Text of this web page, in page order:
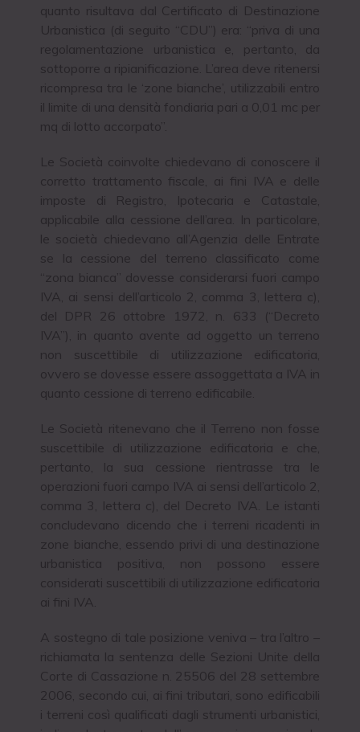
quanto risultava dal Certificato di Destinazione
Urbanistica (di seguito “CDU”) era: “priva di una
regolamentazione urbanistica e, pertanto, da
sottoporre a ripianificazione. L’area deve ritenersi
ricompresa tra le ‘zone bianche’, utilizzabili entro
il limite di una densità fondiaria pari a 0,01 mc per
mq di lotto accorpato”.
Le Società coinvolte chiedevano di conoscere il
corretto trattamento fiscale, ai fini IVA e delle
imposte di Registro, Ipotecaria e Catastale,
applicabile alla cessione dell’area. In particolare,
le società chiedevano all’Agenzia delle Entrate
se la cessione del terreno classificato come
“zona bianca” dovesse considerarsi fuori campo
IVA, ai sensi dell’articolo 2, comma 3, lettera c),
del DPR 26 ottobre 1972, n. 633 (“Decreto
IVA”), in quanto avente ad oggetto un terreno
non suscettibile di utilizzazione edificatoria,
ovvero se dovesse essere assoggettata a IVA in
quanto cessione di terreno edificabile.
Le Società ritenevano che il Terreno non fosse
suscettibile di utilizzazione edificatoria e che,
pertanto, la sua cessione rientrasse tra le
operazioni fuori campo IVA ai sensi dell’articolo 2,
comma 3, lettera c), del Decreto IVA. Le istanti
concludevano dicendo che i terreni ricadenti in
zone bianche, essendo privi di una destinazione
urbanistica positiva, non possono essere
considerati suscettibili di utilizzazione edificatoria
ai fini IVA.
A sostegno di tale posizione veniva – tra l’altro –
richiamata la sentenza delle Sezioni Unite della
Corte di Cassazione n. 25506 del 28 settembre
2006, secondo cui, ai fini tributari, sono edificabili
i terreni così qualificati dagli strumenti urbanistici,